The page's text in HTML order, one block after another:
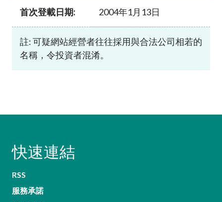
首次登載日期: 2004年1月13日
註: 可疑網站經營者往往採用與合法公司相若的
名稱，令投資者混淆。
快速連結
RSS
服務承諾